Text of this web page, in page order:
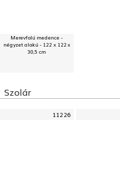
Merevfalú medence -
négyzet alakú - 122 x 122 x
30,5 cm
Szolár
11226